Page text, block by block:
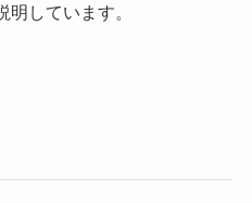
しています。